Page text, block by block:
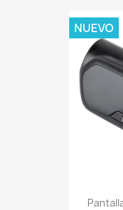
NUEVO